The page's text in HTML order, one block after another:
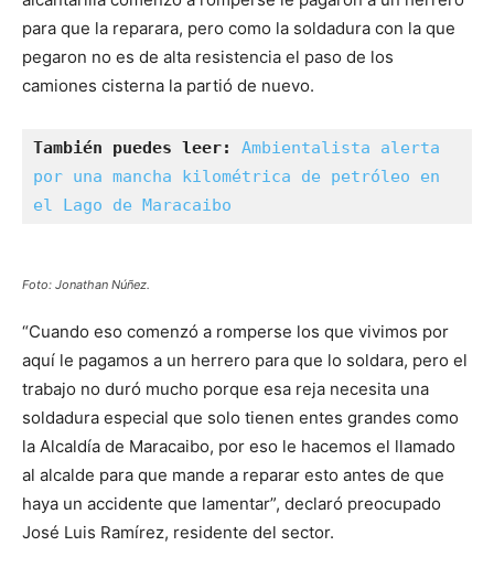
para que la reparara, pero como la soldadura con la que
pegaron no es de alta resistencia el paso de los
camiones cisterna la partió de nuevo.
También puedes leer: Ambientalista alerta
por una mancha kilométrica de petróleo en
el Lago de Maracaibo
Foto: Jonathan Núñez.
“Cuando eso comenzó a romperse los que vivimos por
aquí le pagamos a un herrero para que lo soldara, pero el
trabajo no duró mucho porque esa reja necesita una
soldadura especial que solo tienen entes grandes como
la Alcaldía de Maracaibo, por eso le hacemos el llamado
al alcalde para que mande a reparar esto antes de que
haya un accidente que lamentar”, declaró preocupado
José Luis Ramírez, residente del sector.